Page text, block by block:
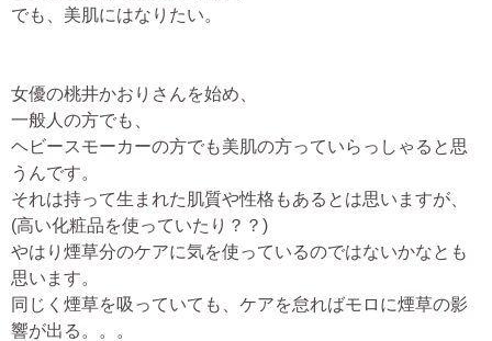
でも、美肌にはなりたい。
女優の桃井かおりさんを始め、
一般人の方でも、
ヘビースモーカーの方でも美肌の方っていらっしゃると思
うんです。
それは持って生まれた肌質や性格もあるとは思いますが、
(高い化粧品を使っていたり？？)
やはり煙草分のケアに気を使っているのではないかなとも
思います。
同じく煙草を吸っていても、ケアを怠ればモロに煙草の影
響が出る。。。